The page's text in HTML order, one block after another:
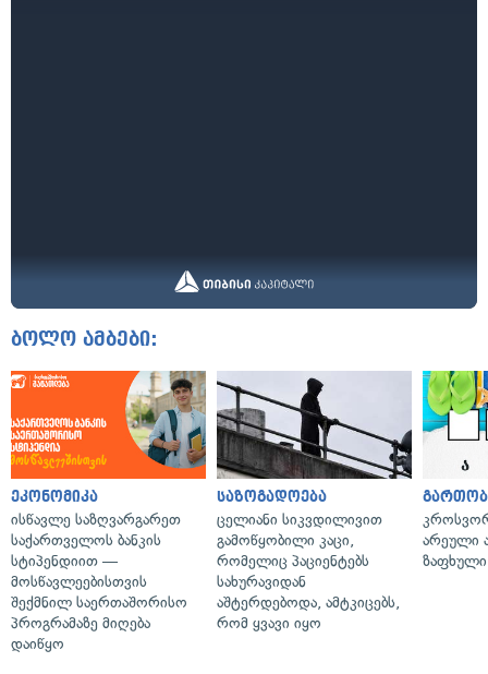
ბოლო ამბები:
ეკონომიკა
ისწავლე საზღვარგარეთ
საქართველოს ბანკის
სტიპენდიით —
მოსწავლეებისთვის
შექმნილ საერთაშორისო
პროგრამაზე მიღება
დაიწყო
საზოგადოება
ცელიანი სიკვდილივით
გამოწყობილი კაცი,
რომელიც პაციენტებს
სახურავიდან
აშტერდებოდა, ამტკიცებს,
რომ ყვავი იყო
არეული